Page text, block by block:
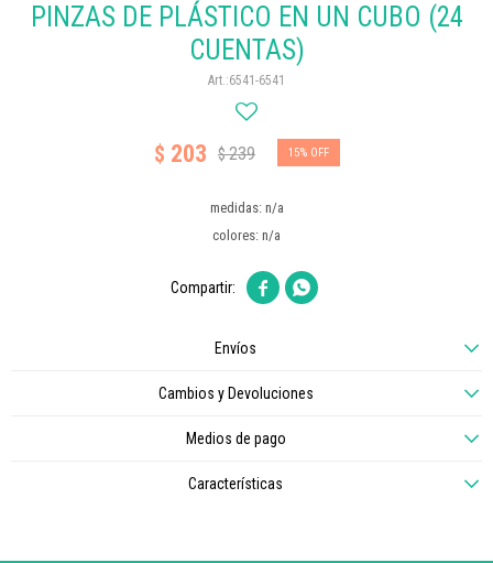
PINZAS DE PLÁSTICO EN UN CUBO (24
CUENTAS)
6541-6541
$ 203 $239 15
medidas: n/a
colores: n/a
 
Envíos
Cambios y Devoluciones
Medios de pago
Características